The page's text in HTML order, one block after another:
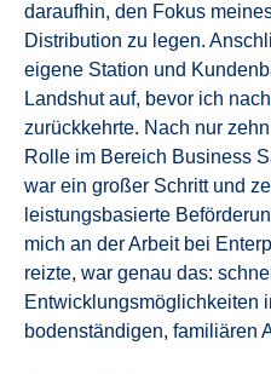
daraufhin, den Fokus
Distribution zu legen.
eigene Station und
Landshut auf, bevor ich
zurückkehrte. Nach nur
Rolle im Bereich Business
war ein großer Schritt und
leistungsbasierte
mich an der Arbeit bei
reizte, war genau das:
Entwicklungsmöglichkeiten
bodenständigen, familiären